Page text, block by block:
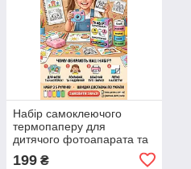
Набір самоклеючого
термопаперу для
дитячого фотоапарата та
199 ₴